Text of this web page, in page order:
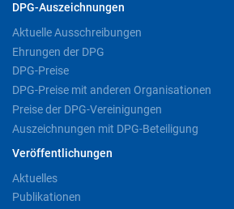
DPG-Auszeichnungen
Aktuelle Ausschreibungen
Ehrungen der DPG
DPG-Preise
DPG-Preise mit anderen Organisationen
Preise der DPG-Vereinigungen
Auszeichnungen mit DPG-Beteiligung
Veröffentlichungen
Aktuelles
Publikationen